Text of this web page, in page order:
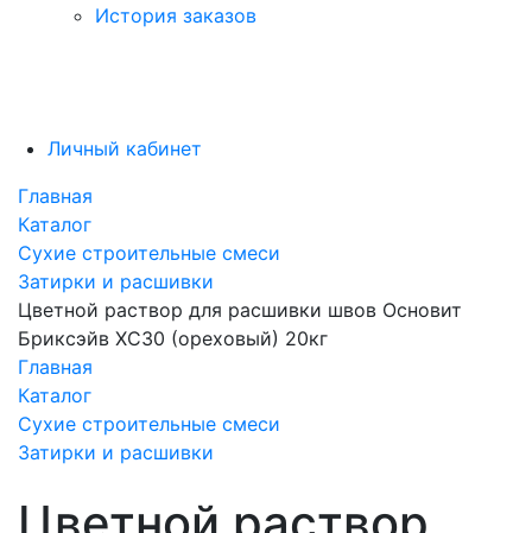
История заказов
Личный кабинет
Главная
Каталог
Сухие строительные смеси
Затирки и расшивки
Цветной раствор для расшивки швов Основит
Бриксэйв XC30 (ореховый) 20кг
Главная
Каталог
Сухие строительные смеси
Затирки и расшивки